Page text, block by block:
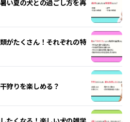
い夏の犬との過ごし方を再
がたくさん！それぞれの特
狩りを楽しめる？